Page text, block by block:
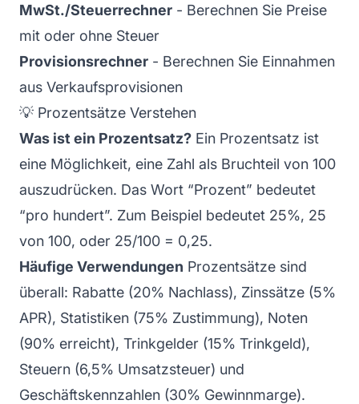
MwSt./Steuerrechner - Berechnen Sie Preise
mit oder ohne Steuer
Provisionsrechner - Berechnen Sie Einnahmen
aus Verkaufsprovisionen
💡 Prozentsätze Verstehen
Was ist ein Prozentsatz? Ein Prozentsatz ist
eine Möglichkeit, eine Zahl als Bruchteil von 100
auszudrücken. Das Wort “Prozent” bedeutet
“pro hundert”. Zum Beispiel bedeutet 25%, 25
von 100, oder 25/100 = 0,25.
Häufige Verwendungen Prozentsätze sind
überall: Rabatte (20% Nachlass), Zinssätze (5%
APR), Statistiken (75% Zustimmung), Noten
(90% erreicht), Trinkgelder (15% Trinkgeld),
Steuern (6,5% Umsatzsteuer) und
Geschäftskennzahlen (30% Gewinnmarge).